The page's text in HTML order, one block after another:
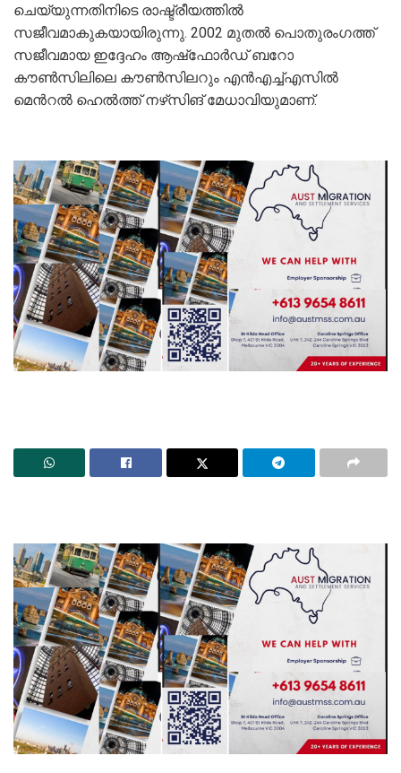
ചെയ്യുന്നതിനിടെ രാഷ്ട്രീയത്തില്‍
സജീവമാകുകയായിരുന്നു. 2002 മുതൽ പൊതുരംഗത്ത്
സജീവമായ ഇദ്ദേഹം ആഷ്‌ഫോർഡ് ബറോ
കൗൺസിലിലെ കൗൺസിലറും എൻഎച്ച്എസിൽ
മെന്‍റൽ ഹെൽത്ത് നഴ്‌സിങ് മേധാവിയുമാണ്.